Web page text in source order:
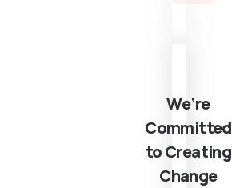
We’re
Committed
to Creating
Change